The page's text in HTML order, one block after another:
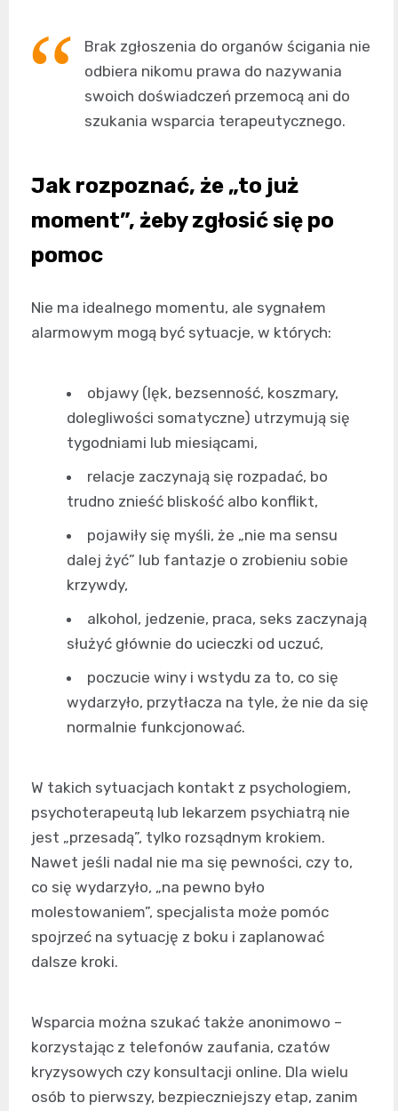
Brak zgłoszenia do organów ścigania nie
odbiera nikomu prawa do nazywania
swoich doświadczeń przemocą ani do
szukania wsparcia terapeutycznego.
Jak rozpoznać, że „to już
moment”, żeby zgłosić się po
pomoc
Nie ma idealnego momentu, ale sygnałem
alarmowym mogą być sytuacje, w których:
objawy (lęk, bezsenność, koszmary,
dolegliwości somatyczne) utrzymują się
tygodniami lub miesiącami,
relacje zaczynają się rozpadać, bo
trudno znieść bliskość albo konflikt,
pojawiły się myśli, że „nie ma sensu
dalej żyć” lub fantazje o zrobieniu sobie
krzywdy,
alkohol, jedzenie, praca, seks zaczynają
służyć głównie do ucieczki od uczuć,
poczucie winy i wstydu za to, co się
wydarzyło, przytłacza na tyle, że nie da się
normalnie funkcjonować.
W takich sytuacjach kontakt z psychologiem,
psychoterapeutą lub lekarzem psychiatrą nie
jest „przesadą”, tylko rozsądnym krokiem.
Nawet jeśli nadal nie ma się pewności, czy to,
co się wydarzyło, „na pewno było
molestowaniem”, specjalista może pomóc
spojrzeć na sytuację z boku i zaplanować
dalsze kroki.
Wsparcia można szukać także anonimowo –
korzystając z telefonów zaufania, czatów
kryzysowych czy konsultacji online. Dla wielu
osób to pierwszy, bezpieczniejszy etap, zanim